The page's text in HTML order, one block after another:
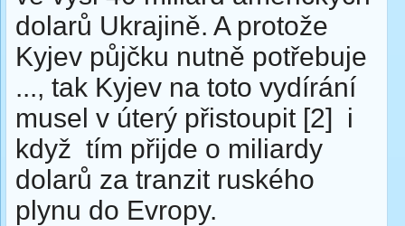
dolarů Ukrajině. A protože
Kyjev půjčku nutně potřebuje
..., tak Kyjev na toto vydírání
musel v úterý přistoupit [2] i
když tím přijde o miliardy
dolarů za tranzit ruského
plynu do Evropy.